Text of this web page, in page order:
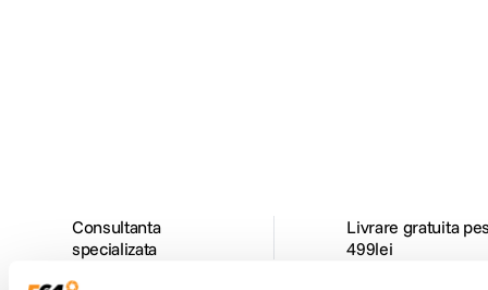
Consultanta
specializata
Livrare gratuita
499lei